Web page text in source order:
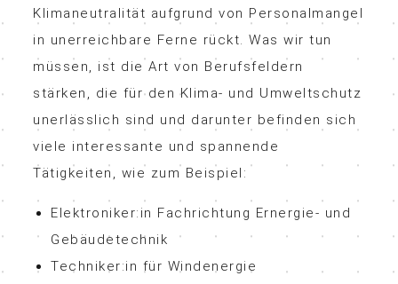
Klimaneutralität aufgrund von Personalmangel
in unerreichbare Ferne rückt. Was wir tun
müssen, ist die Art von Berufsfeldern
stärken, die für den Klima- und Umweltschutz
unerlässlich sind und darunter befinden sich
viele interessante und spannende
Tätigkeiten, wie zum Beispiel:
Elektroniker:in Fachrichtung Ernergie- und
Gebäudetechnik
Techniker:in für Windenergie